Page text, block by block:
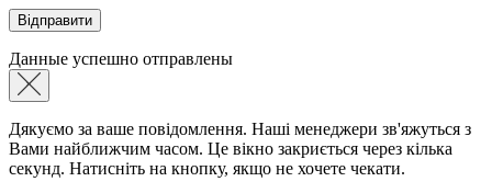
Данные успешно отправлены
Дякуємо за ваше повідомлення. Наші менеджери зв'яжуться з
Вами найближчим часом. Це вікно закриється через кілька
секунд. Натисніть на кнопку, якщо не хочете чекати.